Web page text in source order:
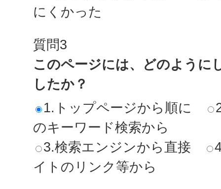
にくかった
質問3
このページには、どのように
したか？
1.トップページから順に
のキーワード検索から
3.検索エンジンから直接
イトのリンク等から